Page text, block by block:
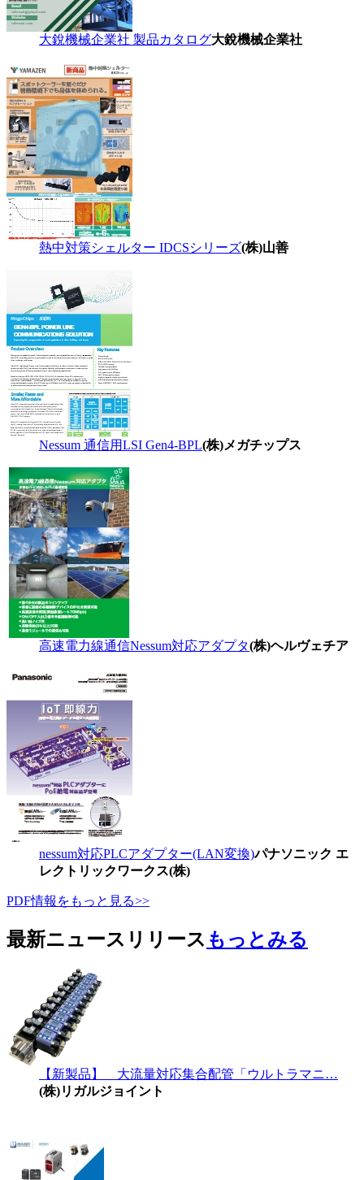
大銳機械企業社 製品カタログ大銳機械企業社
熱中対策シェルター IDCSシリーズ(株)山善
Nessum 通信用LSI Gen4-BPL(株)メガチップス
高速電力線通信Nessum対応アダプタ(株)ヘルヴェチア
nessum対応PLCアダプター(LAN変換)パナソニック エ
レクトリックワークス(株)
PDF情報をもっと見る>>
最新ニュースリリース もっとみる
【新製品】 大流量対応集合配管「ウルトラマニ…
(株)リガルジョイント